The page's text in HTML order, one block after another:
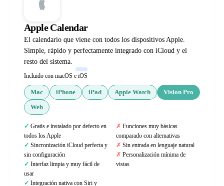
Apple Calendar
El calendario que viene con todos los dispositivos Apple.
Simple, rápido y perfectamente integrado con iCloud y el
resto del sistema.
Incluido con macOS e iOS
Mac iPhone iPad Apple Watch Vision Pro
Web
Gratis e instalado por defecto en
todos los Apple
Sincronización iCloud perfecta y
sin configuración
Interfaz limpia y muy fácil de
usar
Integración nativa con Siri y
Funciones muy básicas
comparado con alternativas
Sin entrada en lenguaje natural
Personalización mínima de
vistas